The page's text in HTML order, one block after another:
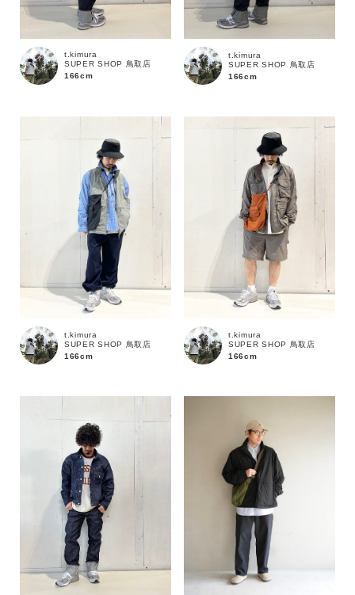
商品タイプ
通常商品 予約商品
セール価格 WEB限定
t.kimura
SUPER SHOP 鳥取店
166cm
t.kimura
SUPER SHOP 鳥取店
166cm
t.kimura
SUPER SHOP 鳥取店
166cm
t.kimura
SUPER SHOP 鳥取店
166cm